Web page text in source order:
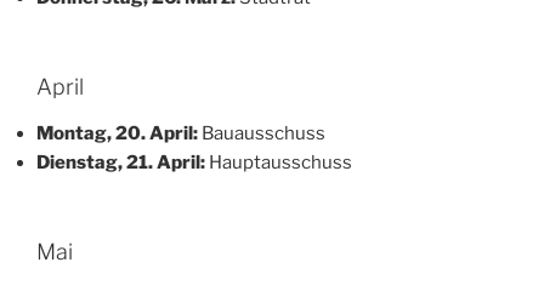
April
Montag, 20. April: Bauausschuss
Dienstag, 21. April: Hauptausschuss
Mai